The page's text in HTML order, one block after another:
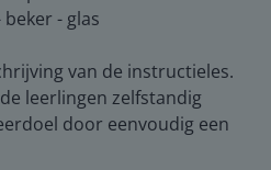
- glas
van de instructieles.
leerlingen zelfstandig
door eenvoudig een